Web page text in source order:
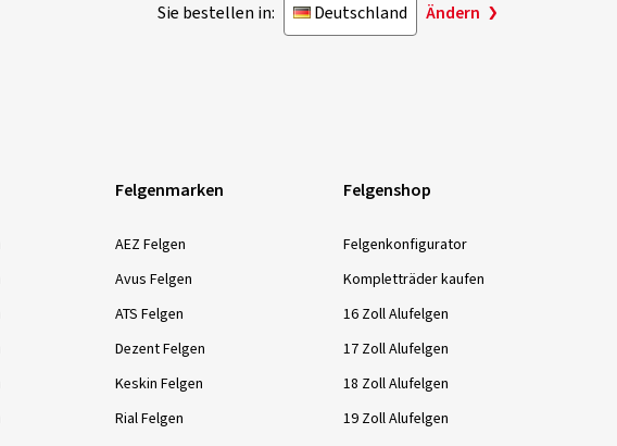
Sie bestellen in: Deutschland Ändern
Felgenmarken
AEZ Felgen
Avus Felgen
ATS Felgen
Dezent Felgen
Keskin Felgen
Rial Felgen
Felgenshop
Felgenkonfigurator
Kompletträder kaufen
16 Zoll Alufelgen
17 Zoll Alufelgen
18 Zoll Alufelgen
19 Zoll Alufelgen